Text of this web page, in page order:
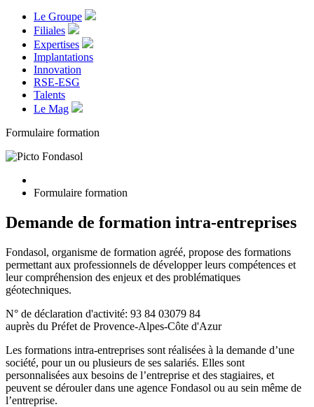
Le Groupe
Filiales
Expertises
Implantations
Innovation
RSE-ESG
Talents
Le Mag
Formulaire formation
Formulaire formation
Demande de formation intra-entreprises
Fondasol, organisme de formation agréé, propose des formations
permettant aux professionnels de développer leurs compétences et
leur compréhension des enjeux et des problématiques
géotechniques.
N° de déclaration d'activité: 93 84 03079 84
auprès du Préfet de Provence-Alpes-Côte d'Azur
Les formations intra-entreprises sont réalisées à la demande d’une
société, pour un ou plusieurs de ses salariés. Elles sont
personnalisées aux besoins de l’entreprise et des stagiaires, et
peuvent se dérouler dans une agence Fondasol ou au sein même de
l’entreprise.